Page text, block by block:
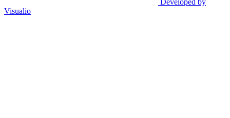
Developed by
Visualio